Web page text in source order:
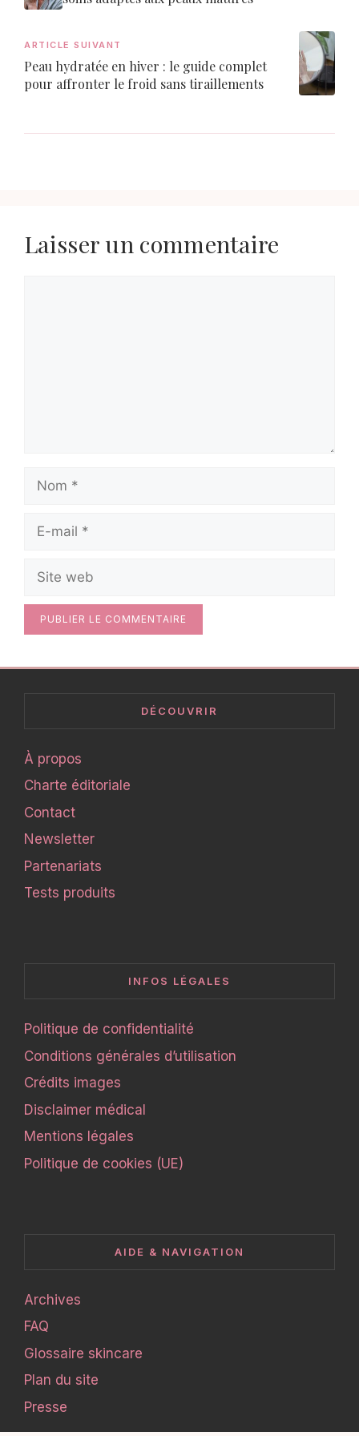
ARTICLE SUIVANT
Peau hydratée en hiver : le guide complet
pour affronter le froid sans tiraillements
Laisser un commentaire
mail
web
DÉCOUVRIR
À propos
Charte éditoriale
Contact
Newsletter
Partenariats
Tests produits
INFOS LÉGALES
Politique de confidentialité
Conditions générales d’utilisation
Crédits images
Disclaimer médical
Mentions légales
Politique de cookies (UE)
AIDE & NAVIGATION
Archives
FAQ
Glossaire skincare
Plan du site
Presse